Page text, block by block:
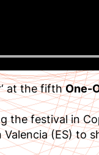
at the fifthOne-
the festival in
(ES) to